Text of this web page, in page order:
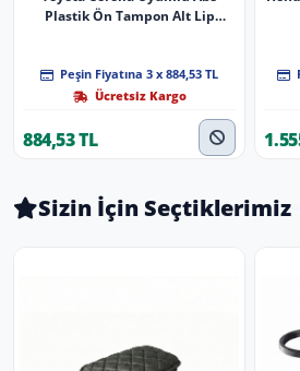
Plastik Ön Tampon Alt Lip
Peşin Fiyatına 3 x 884,53 TL
Ücretsiz Kargo
884,53 TL
Sizin İçin Seçtiklerimiz